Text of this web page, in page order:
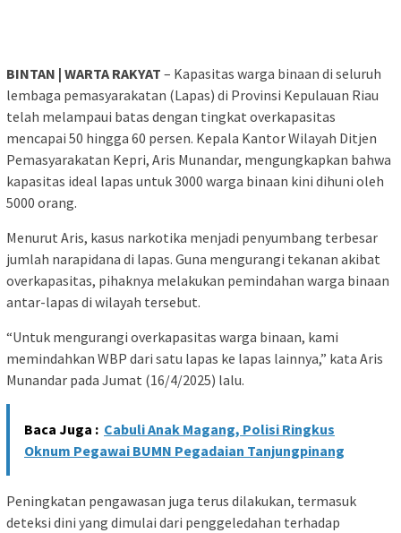
BINTAN | WARTA RAKYAT – Kapasitas warga binaan di seluruh
lembaga pemasyarakatan (Lapas) di Provinsi Kepulauan Riau
telah melampaui batas dengan tingkat overkapasitas
mencapai 50 hingga 60 persen. Kepala Kantor Wilayah Ditjen
Pemasyarakatan Kepri, Aris Munandar, mengungkapkan bahwa
kapasitas ideal lapas untuk 3000 warga binaan kini dihuni oleh
5000 orang.
Menurut Aris, kasus narkotika menjadi penyumbang terbesar
jumlah narapidana di lapas. Guna mengurangi tekanan akibat
overkapasitas, pihaknya melakukan pemindahan warga binaan
antar-lapas di wilayah tersebut.
“Untuk mengurangi overkapasitas warga binaan, kami
memindahkan WBP dari satu lapas ke lapas lainnya,” kata Aris
Munandar pada Jumat (16/4/2025) lalu.
Baca Juga : Cabuli Anak Magang, Polisi Ringkus
Oknum Pegawai BUMN Pegadaian Tanjungpinang
Peningkatan pengawasan juga terus dilakukan, termasuk
deteksi dini yang dimulai dari penggeledahan terhadap